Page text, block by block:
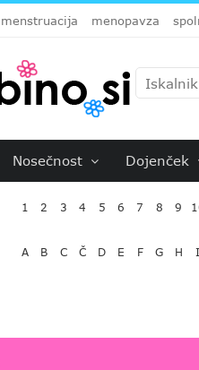
menstruacija menopavza
Nosečnost Dojenček
1 2 3 4 5 6 7 8 9
A B C Č D E F G H I